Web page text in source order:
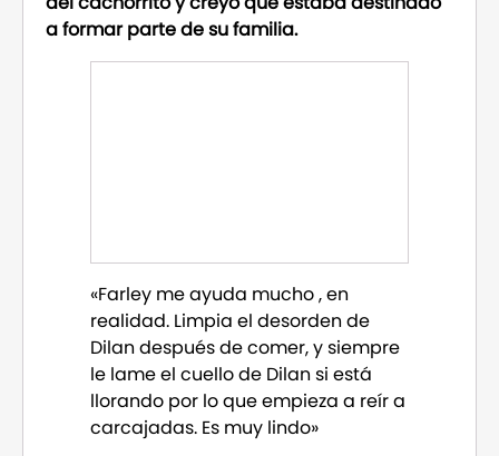
a formar parte de su familia.
«Farley me ayuda mucho , en
realidad. Limpia el desorden de
Dilan después de comer, y siempre
le lame el cuello de Dilan si está
llorando por lo que empieza a reír a
carcajadas. Es muy lindo»